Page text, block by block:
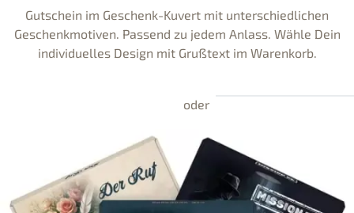
Gutschein im Geschenk-Kuvert mit unterschiedlichen
Geschenkmotiven. Passend zu jedem Anlass. Wähle Dein
individuelles Design mit Grußtext im Warenkorb.